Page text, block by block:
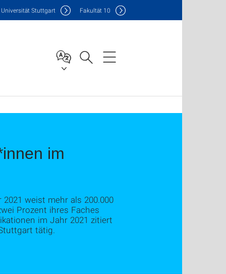
Universität Stuttgart Fakultät 10
im
weist mehr als 200.000
Prozent ihres Faches
im Jahr 2021 zitiert
tätig.